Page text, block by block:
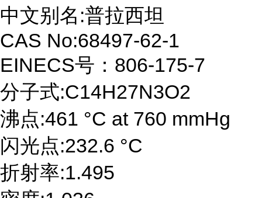
中文别名:普拉西坦
CAS No:68497-62-1
EINECS号：806-175-7
分子式:C14H27N3O2
沸点:461 °C at 760 mmHg
闪光点:232.6 °C
折射率:1.495